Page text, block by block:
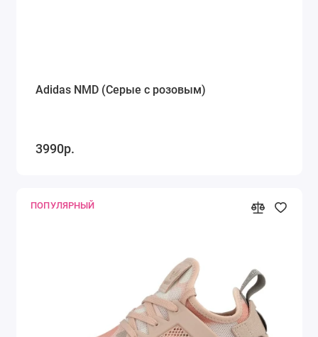
Adidas NMD (Серые с розовым)
3990р.
ПОПУЛЯРНЫЙ